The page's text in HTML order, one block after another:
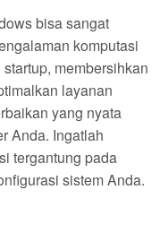
bisa sangat
komputasi
membersihkan
layanan
yang nyata
Anda. Ingatlah
tergantung pada
sistem Anda.